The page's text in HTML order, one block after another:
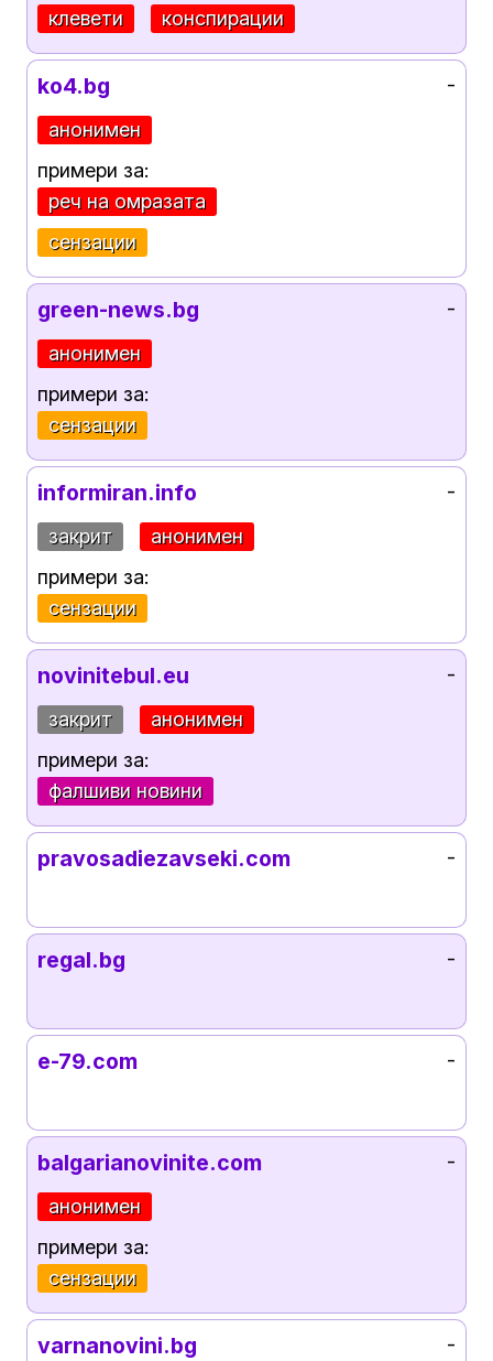
клевети конспирации
ko4.bg
анонимен
примери за:
реч на омразата
сензации
-
green-news.bg
анонимен
примери за:
сензации
-
informiran.info
закрит
анонимен
примери за:
сензации
-
novinitebul.eu
закрит
анонимен
примери за:
фалшиви новини
-
pravosadiezavseki.com -
regal.bg -
e-79.com -
balgarianovinite.com
анонимен
примери за:
сензации
-
varnanovini.bg -